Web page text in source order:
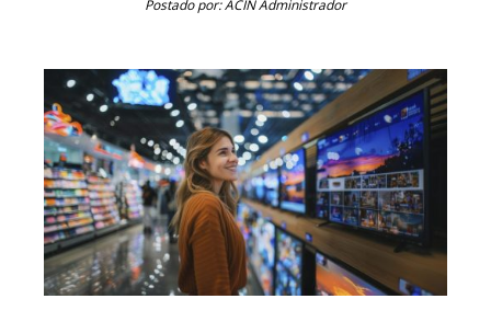
Postado por: ACIN Administrador